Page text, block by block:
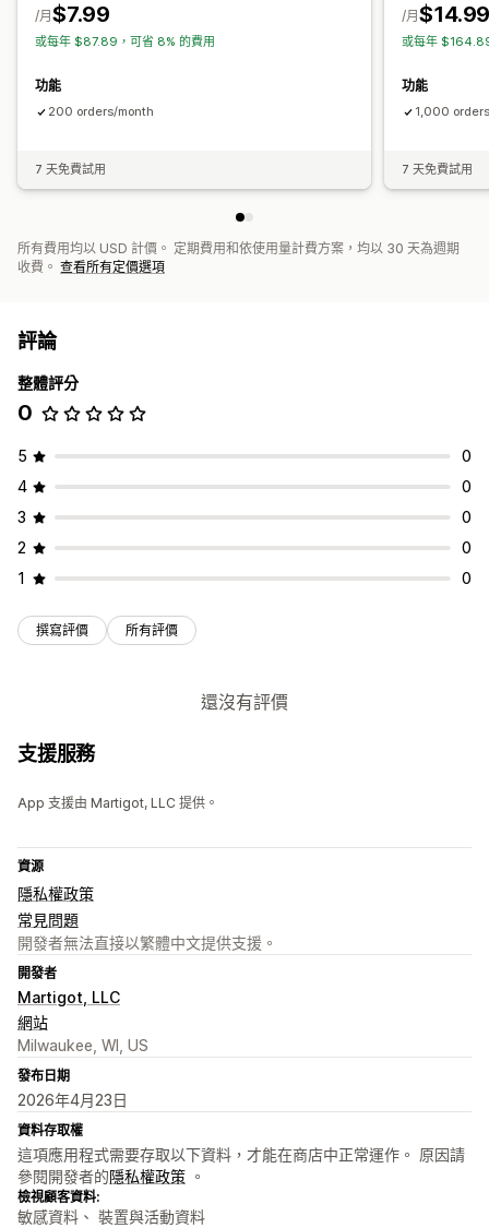
$7.99
/月
或每年 $87.89，可省 8% 的費用
功能
200 orders/month
7 天免費試用
/月
或每年
功能
1,000
7 天免費試用
所有費用均以 USD 計價。 定期費用和依使用量計費方案，均以 30 天為週期
收費。 查看所有定價選項
評論
整體評分
0
5
0
4
0
3
0
2
0
1
0
撰寫評價 所有評價
還沒有評價
支援服務
App 支援由 Martigot, LLC 提供。
資源
隱私權政策
常見問題
開發者無法直接以繁體中文提供支援。
開發者
Martigot, LLC
網站
Milwaukee, WI, US
發布日期
2026年4月23日
資料存取權
這項應用程式需要存取以下資料，才能在商店中正常運作。 原因請
參閱開發者的隱私權政策 。
檢視顧客資料:
敏感資料、 裝置與活動資料